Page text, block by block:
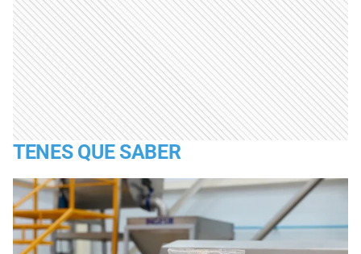
TENES QUE SABER